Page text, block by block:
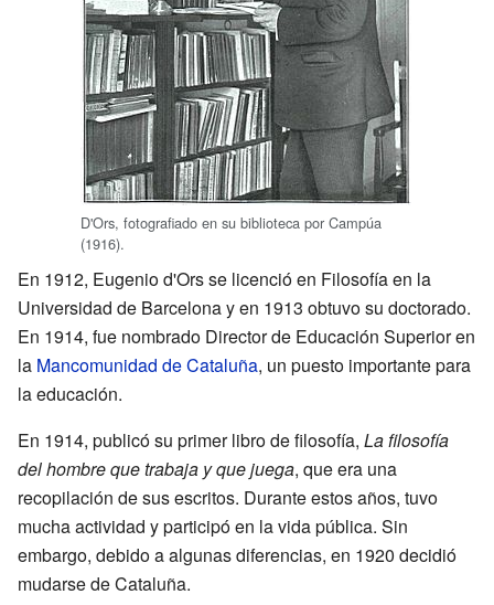
D'Ors, fotografiado en su biblioteca por Campúa
(1916).
En 1912, Eugenio d'Ors se licenció en Filosofía en la
Universidad de Barcelona y en 1913 obtuvo su doctorado.
En 1914, fue nombrado Director de Educación Superior en
la Mancomunidad de Cataluña, un puesto importante para
la educación.
En 1914, publicó su primer libro de filosofía, La filosofía
del hombre que trabaja y que juega, que era una
recopilación de sus escritos. Durante estos años, tuvo
mucha actividad y participó en la vida pública. Sin
embargo, debido a algunas diferencias, en 1920 decidió
mudarse de Cataluña.